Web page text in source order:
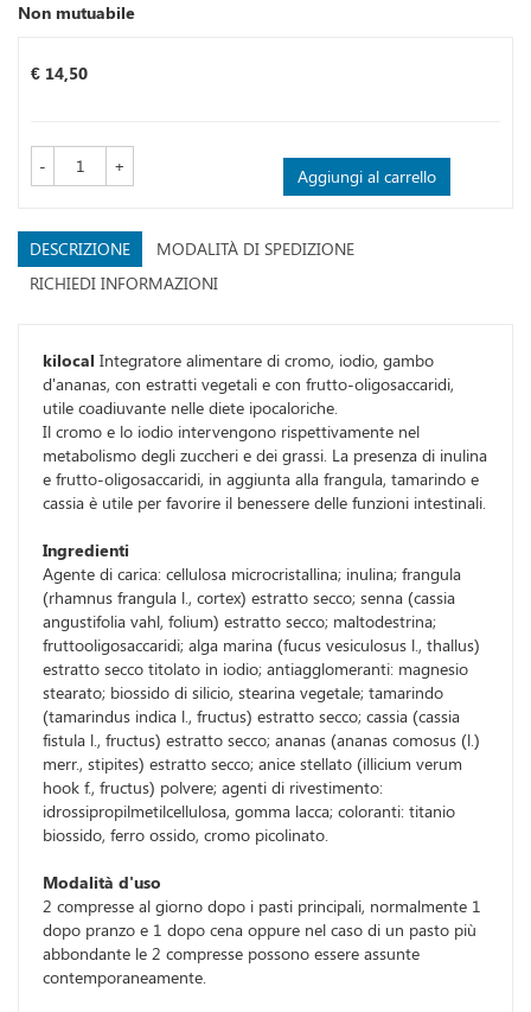
Non mutuabile
Prezzo
€ 14,50
- + Aggiungi al carrello
DESCRIZIONE
MODALITÀ DI SPEDIZIONE
RICHIEDI INFORMAZIONI
kilocal Integratore alimentare di cromo, iodio, gambo
d'ananas, con estratti vegetali e con frutto-oligosaccaridi,
utile coadiuvante nelle diete ipocaloriche.
Il cromo e lo iodio intervengono rispettivamente nel
metabolismo degli zuccheri e dei grassi. La presenza di inulina
e frutto-oligosaccaridi, in aggiunta alla frangula, tamarindo e
cassia è utile per favorire il benessere delle funzioni intestinali.
Ingredienti
Agente di carica: cellulosa microcristallina; inulina; frangula
(rhamnus frangula l., cortex) estratto secco; senna (cassia
angustifolia vahl, folium) estratto secco; maltodestrina;
fruttooligosaccaridi; alga marina (fucus vesiculosus l., thallus)
estratto secco titolato in iodio; antiagglomeranti: magnesio
stearato; biossido di silicio, stearina vegetale; tamarindo
(tamarindus indica l., fructus) estratto secco; cassia (cassia
fistula l., fructus) estratto secco; ananas (ananas comosus (l.)
merr., stipites) estratto secco; anice stellato (illicium verum
hook f., fructus) polvere; agenti di rivestimento:
idrossipropilmetilcellulosa, gomma lacca; coloranti: titanio
biossido, ferro ossido, cromo picolinato.
Modalità d'uso
2 compresse al giorno dopo i pasti principali, normalmente 1
dopo pranzo e 1 dopo cena oppure nel caso di un pasto più
abbondante le 2 compresse possono essere assunte
contemporaneamente.